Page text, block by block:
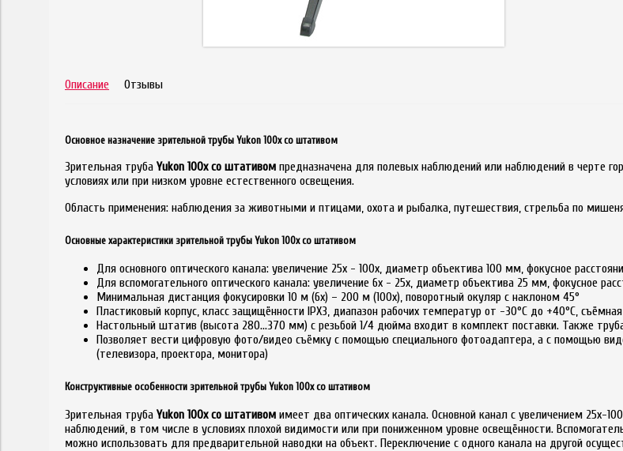
Описание Отзывы
Основное назначение зрительной трубы Yukon 100х со штативом
Зрительная труба Yukon 100х со штативом предназначена для полевых наблюдений или наблюдений в черте
условиях или при низком уровне естественного освещения.
Область применения: наблюдения за животными и птицами, охота и рыбалка, путешествия, стрельба по
Основные характеристики зрительной трубы Yukon 100х со штативом
Для основного оптического канала: увеличение 25х - 100х, диаметр объектива 100 мм, фокусное
Для вспомогательного оптического канала: увеличение 6х - 25х, диаметр объектива 25 мм, фокусное
Минимальная дистанция фокусировки 10 м (6х) – 200 м (100х), поворотный окуляр с наклоном 45°
Пластиковый корпус, класс защищённости IPX3, диапазон рабочих температур от -30°С до +40°С,
Настольный штатив (высота 280…370 мм) с резьбой 1/4 дюйма входит в комплект поставки. Также
Позволяет вести цифровую фото/видео съёмку с помощью специального фотоадаптера, а с помощью
(телевизора, проектора, монитора)
Конструктивные особенности зрительной трубы Yukon 100х со штативом
Зрительная труба Yukon 100х со штативом имеет два оптических канала. Основной канал с увеличением 25х-
наблюдений, в том числе в условиях плохой видимости или при пониженном уровне освещённости.
можно использовать для предварительной наводки на объект. Переключение с одного канала на другой